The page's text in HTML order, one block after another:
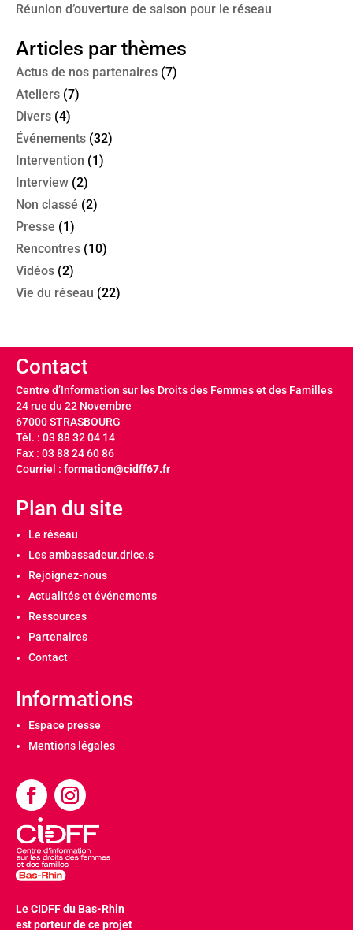
Réunion d’ouverture de saison pour le réseau
Articles par thèmes
Actus de nos partenaires (7)
Ateliers (7)
Divers (4)
Événements (32)
Intervention (1)
Interview (2)
Non classé (2)
Presse (1)
Rencontres (10)
Vidéos (2)
Vie du réseau (22)
Contact
Centre d’Information sur les Droits des Femmes et des Familles
24 rue du 22 Novembre
67000 STRASBOURG
Tél. : 03 88 32 04 14
Fax : 03 88 24 60 86
Courriel : formation@cidff67.fr
Plan du site
Le réseau
Les ambassadeur.drice.s
Rejoignez-nous
Actualités et événements
Ressources
Partenaires
Contact
Informations
Espace presse
Mentions légales
Le CIDFF du Bas-Rhin
est porteur de ce projet